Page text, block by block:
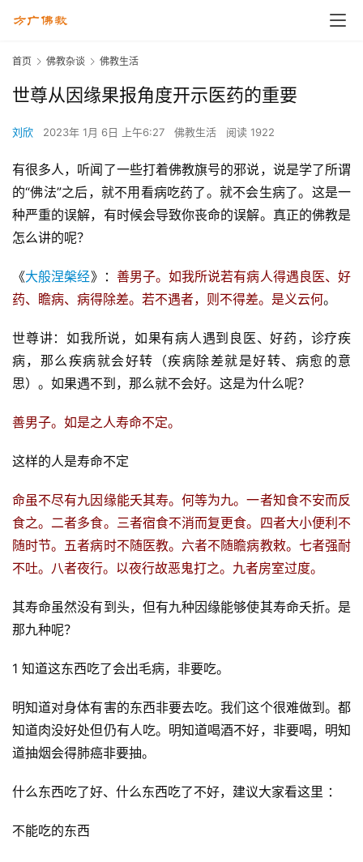
首页 佛教杂谈 佛教生活
世尊从因缘果报角度开示医药的重要
刘欣 2023年 1月 6日 上午6:27 佛教生活 阅读 1922
有很多人，听闻了一些打着佛教旗号的邪说，说是学了所谓
的“佛法”之后，就不用看病吃药了。就不会生病了。这是一
种严重的误解，有时候会导致你丧命的误解。真正的佛教是
怎么讲的呢？
《大般涅槃经》： 善男子。如我所说若有病人得遇良医、好
药、瞻病、病得除差。若不遇者，则不得差。是义云何。
世尊讲：如我所说，如果有病人遇到良医、好药，诊疗疾
病，那么疾病就会好转（疾病除差就是好转、病愈的意
思）。如果遇不到，那么就不会好。这是为什么呢？
善男子。如是之人寿命不定。
这样的人是寿命不定
命虽不尽有九因缘能夭其寿。何等为九。一者知食不安而反
食之。二者多食。三者宿食不消而复更食。四者大小便利不
随时节。五者病时不随医教。六者不随瞻病教敕。七者强耐
不吐。八者夜行。以夜行故恶鬼打之。九者房室过度。
其寿命虽然没有到头，但有九种因缘能够使其寿命夭折。是
那九种呢？
1 知道这东西吃了会出毛病，非要吃。
明知道对身体有害的东西非要去吃。我们这个很难做到。都
知道肉没好处但仍有人吃。明知道喝酒不好，非要喝，明知
道抽烟会得肺癌非要抽。
什么东西吃了好、什么东西吃了不好，建议大家看这里 ：
不能吃的东西